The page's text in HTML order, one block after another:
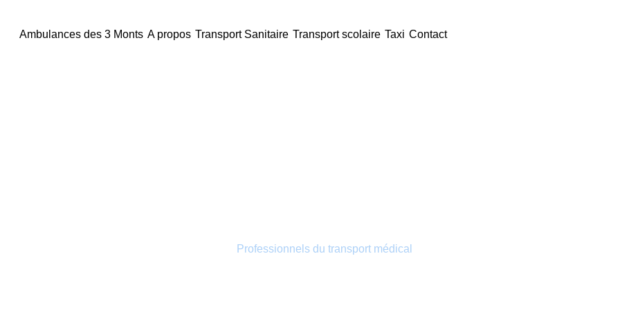
Ambulances des 3 Monts A propos Transport Sanitaire Transport scolaire Taxi Contact
Professionnels du transport médical